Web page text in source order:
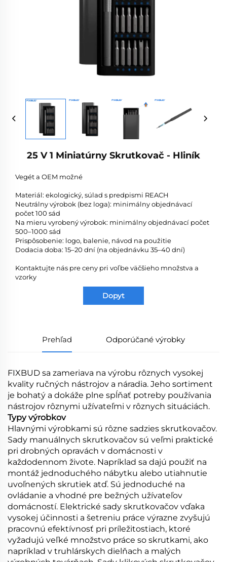
25 V 1 Miniatúrny Skrutkovač - Hliník
Vegét a OEM možné
Materiál: ekologický, súlad s predpismi REACH
Neutrálny výrobok (bez loga): minimálny objednávací
počet 100 sád
Na mieru vyrobený výrobok: minimálny objednávací počet
500–1000 sád
Prispôsobenie: logo, balenie, návod na použitie
Dodacia doba: 15–20 dní (na objednávku 35–40 dní)
Kontaktujte nás pre ceny pri voľbe väčšieho množstva a
vzorky
Dopyt
Prehľad Odporúčané výrobky
FIXBUD sa zameriava na výrobu rôznych vysokej
kvality ručných nástrojov a náradia. Jeho sortiment
je bohatý a dokáže plne spĺňať potreby používania
nástrojov rôznymi užívateľmi v rôznych situáciách.
Typy výrobkov
Hlavnými výrobkami sú rôzne sadzies skrutkovačov.
Sady manuálnych skrutkovačov sú veľmi praktické
pri drobných opravách v domácnosti v
každodennom živote. Napríklad sa dajú použiť na
montáž jednoduchého nábytku alebo utiahnutie
uvoľnených skrutiek atď. Sú jednoduché na
ovládanie a vhodné pre bežných užívateľov
domácností. Elektrické sady skrutkovačov vďaka
vysokej účinnosti a šetreniu práce výrazne zvyšujú
pracovnú efektívnosť pri príležitostiach, ktoré
vyžadujú veľké množstvo práce so skrutkami, ako
napríklad v truhlárskych dielňach a malých